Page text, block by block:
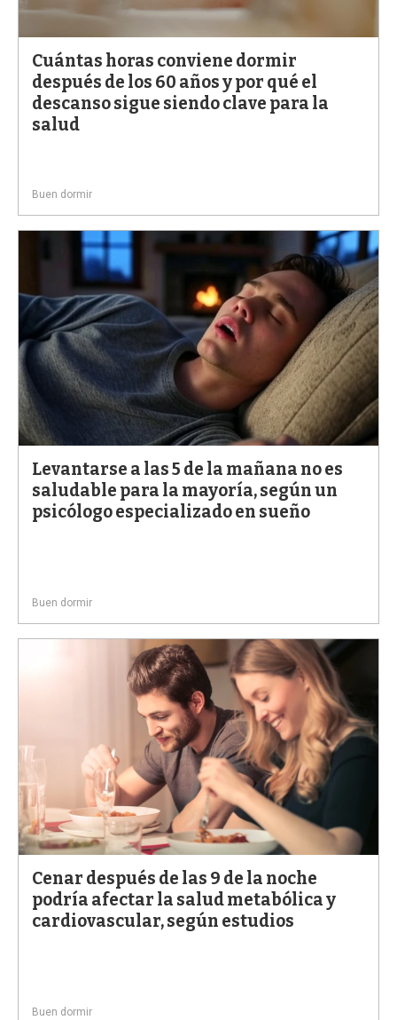
Cuántas horas conviene dormir
después de los 60 años y por qué el
descanso sigue siendo clave para la
salud
Buen dormir
Levantarse a las 5 de la mañana no es
saludable para la mayoría, según un
psicólogo especializado en sueño
Buen dormir
Cenar después de las 9 de la noche
podría afectar la salud metabólica y
cardiovascular, según estudios
Buen dormir